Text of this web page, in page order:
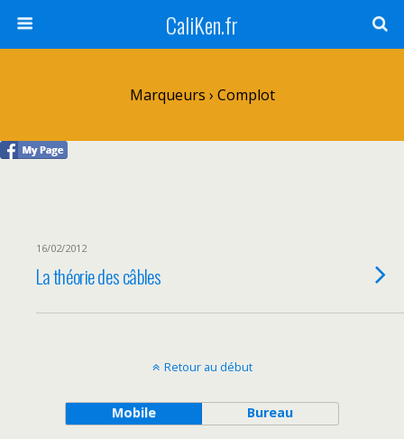
CaliKen.fr
Marqueurs › Complot
16/02/2012
La théorie des câbles
Retour au début
Mobile Bureau